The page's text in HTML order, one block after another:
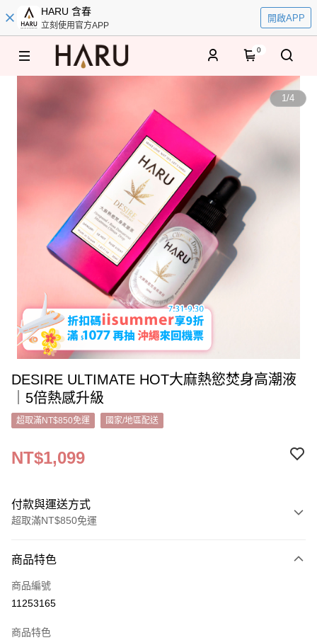
HARU 含春
立刻使用官方APP
開啟APP
0
1/4
DESIRE ULTIMATE HOT大麻熱慾焚身高潮液
｜5倍熱感升級
超取滿NT$850免運 國家/地區配送
NT$1,099
付款與運送方式
超取滿NT$850免運
信用卡一次付款
超商取貨付款
商品特色
商品編號
11253165
商品特色